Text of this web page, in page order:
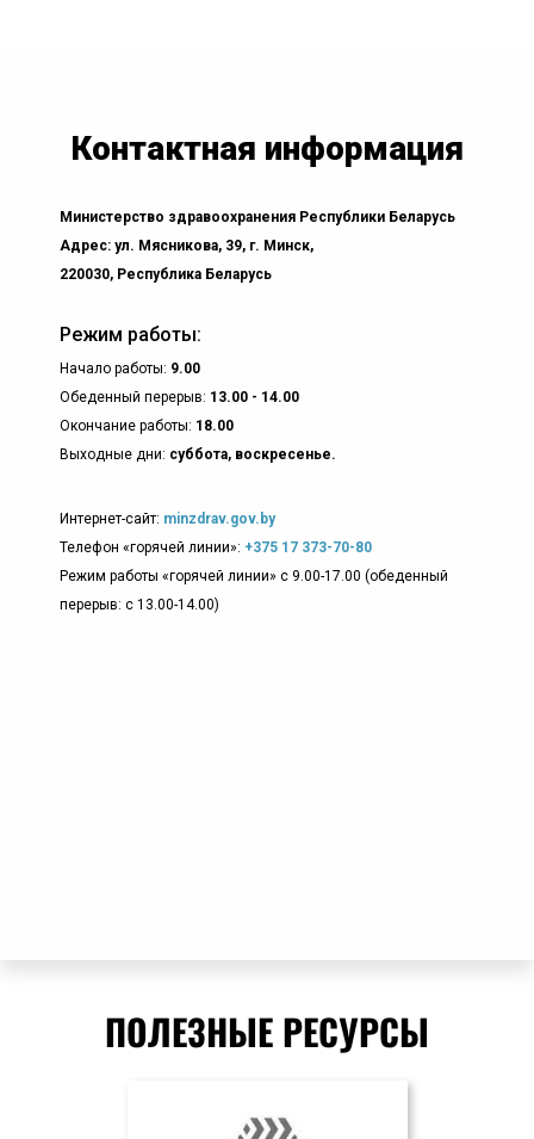
Контактная информация
Министерство здравоохранения Республики Беларусь
Адрес: ул. Мясникова, 39, г. Минск,
220030, Республика Беларусь
Режим работы:
Начало работы: 9.00
Обеденный перерыв: 13.00 - 14.00
Окончание работы: 18.00
Выходные дни: суббота, воскресенье.
Интернет-сайт: minzdrav.gov.by
Телефон «горячей линии»: +375 17 373-70-80
Режим работы «горячей линии» с 9.00-17.00 (обеденный
перерыв: с 13.00-14.00)
ПОЛЕЗНЫЕ РЕСУРСЫ